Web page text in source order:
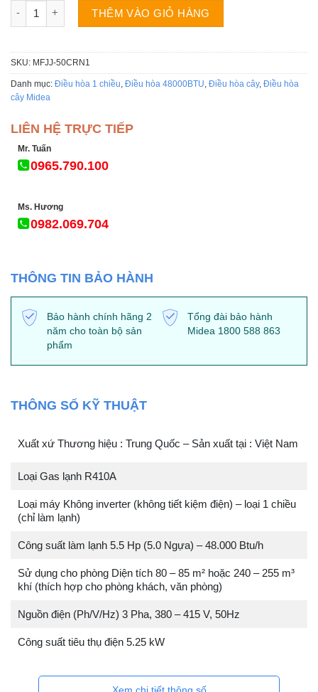
Điều hòa cây Midea MFJJ-50CRN1 | 50000BTU 1 chiều số
THÊM VÀO GIỎ HÀNG
SKU: MFJJ-50CRN1
Danh mục: Điều hòa 1 chiều Điều hòa 48000BTU Điều hòa cây, Điều hòa
cây Midea
LIÊN HỆ TRỰC TIẾP
Mr. Tuấn
0965.790.100
Ms. Hương
0982.069.704
THÔNG TIN BẢO HÀNH
Bảo hành chính hãng 2
năm cho toàn bộ sản
phẩm
Tổng đài bảo hành
Midea 1800 588 863
THÔNG SỐ KỸ THUẬT
Xuất xứ Thương hiệu : Trung Quốc – Sản xuất tại : Việt Nam
Loại Gas lạnh R410A
Loại máy Không inverter (không tiết kiệm điện) – loại 1 chiều
(chỉ làm lạnh)
Công suất làm lạnh 5.5 Hp (5.0 Ngựa) – 48.000 Btu/h
Sử dụng cho phòng Diện tích 80 – 85 m² hoặc 240 – 255 m³
khí (thích hợp cho phòng khách, văn phòng)
Nguồn điện (Ph/V/Hz) 3 Pha, 380 – 415 V, 50Hz
Công suất tiêu thụ điện 5.25 kW
Xem chi tiết thông số